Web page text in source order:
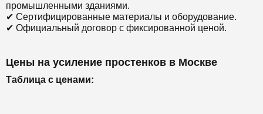
промышленными зданиями.
✔ Сертифицированные материалы и оборудование.
✔ Официальный договор с фиксированной ценой.
Цены на усиление простенков в Москве
Таблица с ценами: